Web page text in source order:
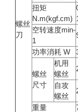
螺丝
刀
扭矩
N.m(kgf.cm)
空转速度min-
1
功率消耗 W
螺丝
尺寸
机用
螺丝
自攻
螺丝
重量